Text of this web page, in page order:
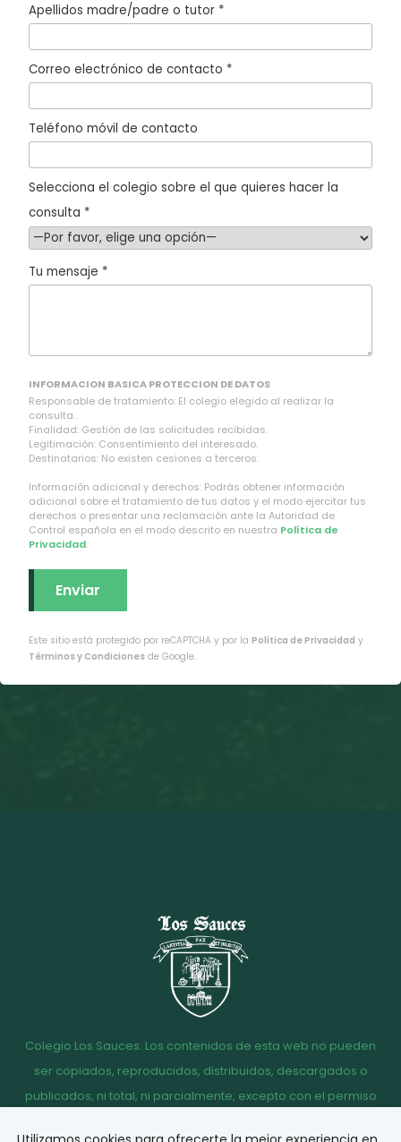
Apellidos madre/padre o tutor *
Correo electrónico de contacto *
Teléfono móvil de contacto
Selecciona el colegio sobre el que quieres hacer la
consulta *
Tu mensaje *
INFORMACION BASICA PROTECCION DE DATOS
Responsable de tratamiento: El colegio elegido al realizar la
consulta.
Finalidad: Gestión de las solicitudes recibidas.
Legitimación: Consentimiento del interesado.
Destinatarios: No existen cesiones a terceros.
Información adicional y derechos: Podrás obtener información
adicional sobre el tratamiento de tus datos y el modo ejercitar tus
derechos o presentar una reclamación ante la Autoridad de
Control española en el modo descrito en nuestra Política de
Privacidad.
Este sitio está protegido por reCAPTCHA y por la Política de Privacidad y
Términos y Condiciones de Google.
Colegio Los Sauces. Los contenidos de esta web no pueden
ser copiados, reproducidos, distribuidos, descargados o
publicados, ni total, ni parcialmente, excepto con el permiso